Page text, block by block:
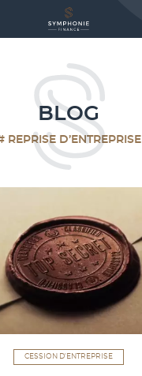
BLOG
REPRISE D’ENTREPRISE
CESSION D'ENTREPRISE